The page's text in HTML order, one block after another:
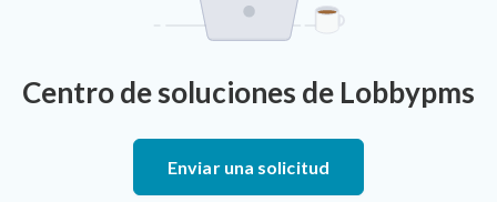
Centro de soluciones de Lobbypms
Enviar una solicitud